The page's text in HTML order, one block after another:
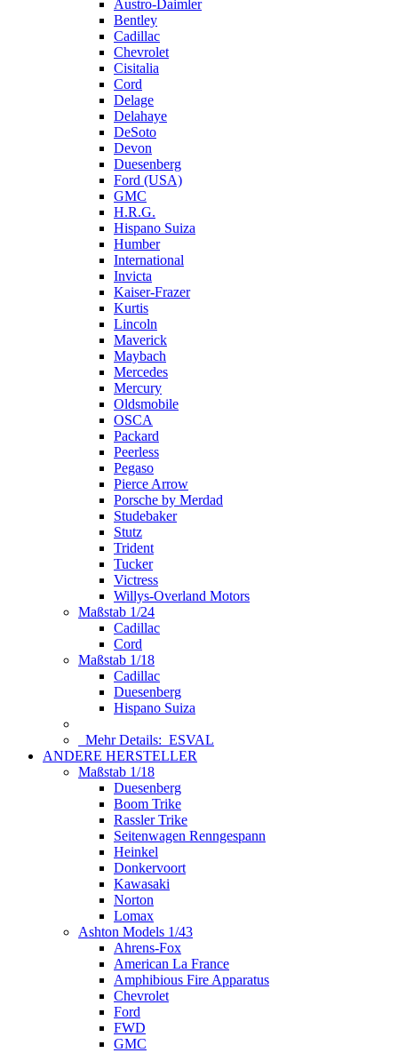
Austro-Daimler
Bentley
Cadillac
Chevrolet
Cisitalia
Cord
Delage
Delahaye
DeSoto
Devon
Duesenberg
Ford (USA)
GMC
H.R.G.
Hispano Suiza
Humber
International
Invicta
Kaiser-Frazer
Kurtis
Lincoln
Maverick
Maybach
Mercedes
Mercury
Oldsmobile
OSCA
Packard
Peerless
Pegaso
Pierce Arrow
Porsche by Merdad
Studebaker
Stutz
Trident
Tucker
Victress
Willys-Overland Motors
Maßstab 1/24
Cadillac
Cord
Maßstab 1/18
Cadillac
Duesenberg
Hispano Suiza
Mehr Details: ESVAL
ANDERE HERSTELLER
Maßstab 1/18
Duesenberg
Boom Trike
Rassler Trike
Seitenwagen Renngespann
Heinkel
Donkervoort
Kawasaki
Norton
Lomax
Ashton Models 1/43
Ahrens-Fox
American La France
Amphibious Fire Apparatus
Chevrolet
Ford
FWD
GMC